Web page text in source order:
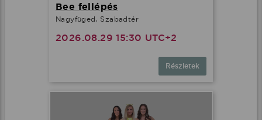
Bee fellépés
Nagyfüged, Szabadtér
2026.08.29 15:30 UTC+2
Részletek